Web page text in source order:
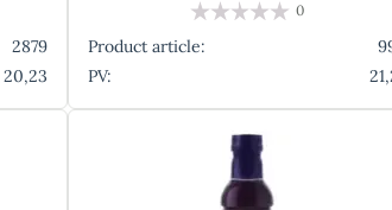
2879
20,23
0
Product article:
PV: